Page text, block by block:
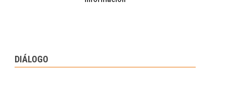
DIÁLOGO